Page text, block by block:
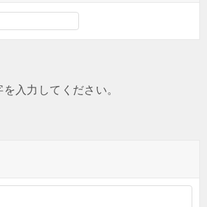
入力してください。